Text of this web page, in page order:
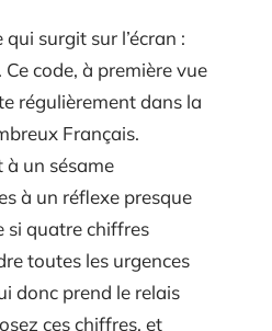
surgit sur l’écran :
Ce code, à première vue
régulièrement dans la
Français.
à un sésame
à un réflexe presque
si quatre chiffres
toutes les urgences
donc prend le relais
ces chiffres, et